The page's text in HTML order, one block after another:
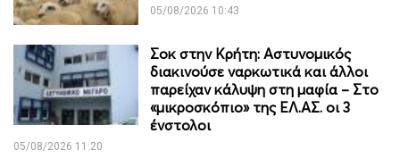
05/08/2026 10:43
Σοκ στην Κρήτη: Αστυνομικός
διακινούσε ναρκωτικά και άλλοι
παρείχαν κάλυψη στη μαφία – Στο
«μικροσκόπιο» της ΕΛ.ΑΣ. οι 3
ένστολοι
05/08/2026 11:20